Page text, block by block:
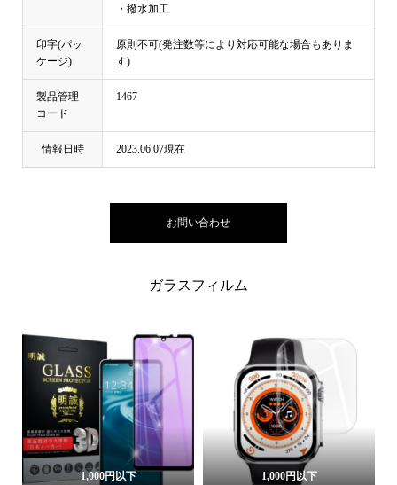
・撥水加工
印字(パッ
ケージ)
原則不可(発注数等により対応可能な場合もありま
す)
製品管理
コード
1467
情報日時 2023.06.07現在
お問い合わせ
ガラスフィルム
1,000円以下 1,000円以下